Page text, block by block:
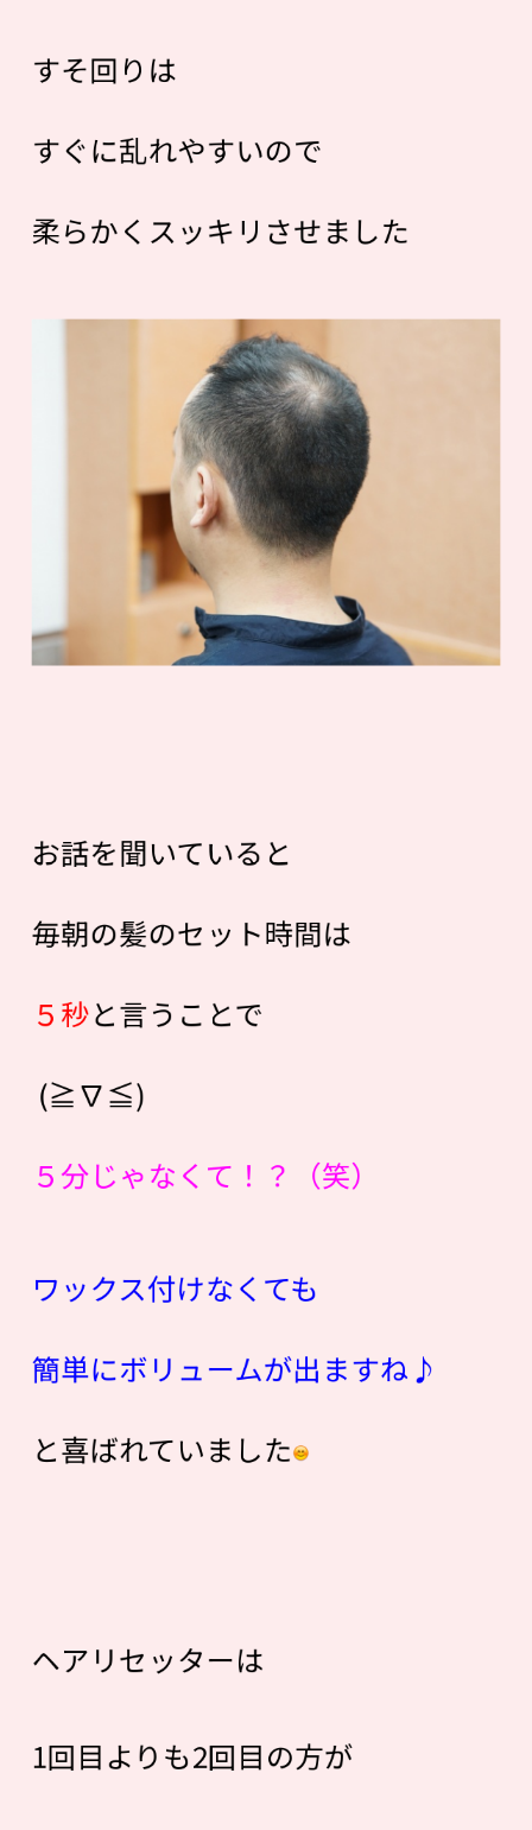
すそ回りは
すぐに乱れやすいので
柔らかくスッキリさせました
お話を聞いていると
毎朝の髪のセット時間は
５秒と言うことで
(≧∇≦)
５分じゃなくて！？（笑）
ワックス付けなくても
簡単にボリュームが出ますね♪
と喜ばれていました
ヘアリセッターは
1回目よりも2回目の方が